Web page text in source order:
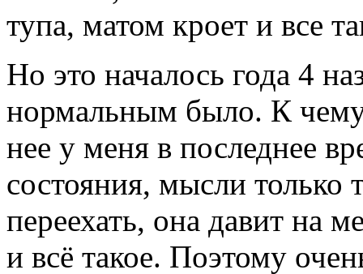
тупа, матом кроет и все
Но это началось года 4
нормальным было. К
нее у меня в последнее
состояния, мысли только
переехать, она давит на
и всё такое. Поэтому